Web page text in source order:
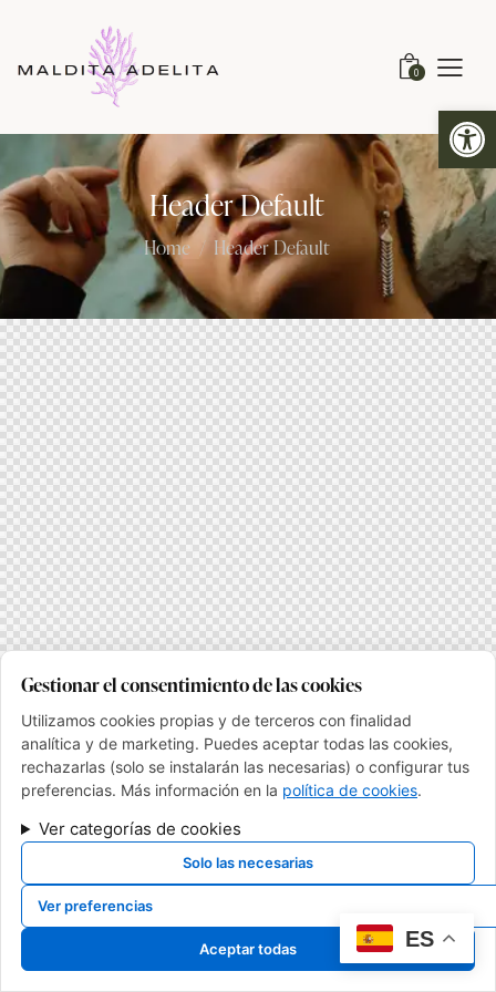
Abrir barra de herramientas
0
Header Default
Home Header Default
Gestionar el consentimiento de las cookies
Utilizamos cookies propias y de terceros con finalidad
analítica y de marketing. Puedes aceptar todas las cookies,
rechazarlas (solo se instalarán las necesarias) o configurar tus
preferencias. Más información en la política de cookies.
Ver categorías de cookies
Solo las necesarias
Ver preferencias
Aceptar todas ES